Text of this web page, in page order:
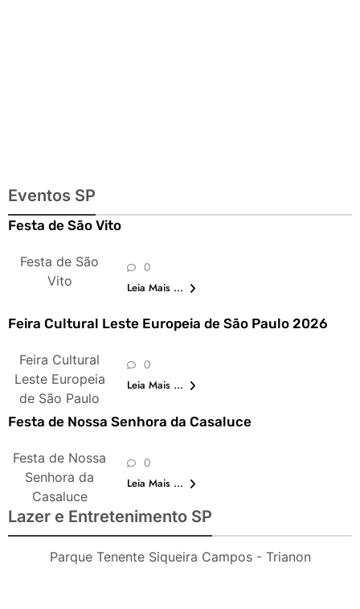
Eventos SP
Festa de São Vito
Festa de São
Vito
0
Leia Mais ...
Feira Cultural Leste Europeia de São Paulo 2026
Feira Cultural
Leste Europeia
de São Paulo
0
Leia Mais ...
Festa de Nossa Senhora da Casaluce
Festa de Nossa
Senhora da
Casaluce
0
Leia Mais ...
Lazer e Entretenimento SP
Parque Tenente Siqueira Campos - Trianon